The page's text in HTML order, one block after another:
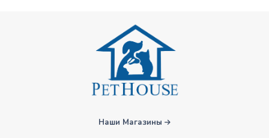
Наши Магазины